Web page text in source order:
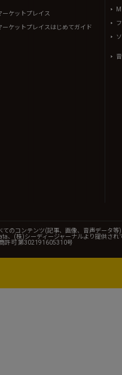
ーケットプレイス
ーケットプレイスはじめてガイド
てのコンテンツ(記事、画像、音声デー
、(株)シーディージャーナルより提供され
許可 第302191605310号